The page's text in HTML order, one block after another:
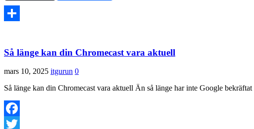
Så länge kan din Chromecast vara aktuell
mars 10, 2025 itgurun 0
Så länge kan din Chromecast vara aktuell Än så länge har inte Google
Facebook